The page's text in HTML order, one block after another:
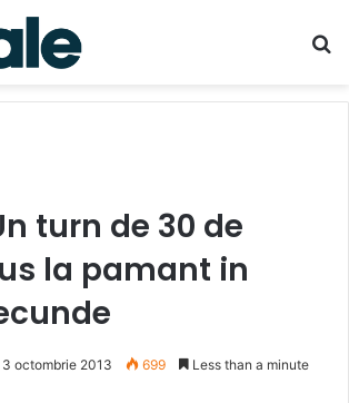
turn de 30 de
la pamant in
3 octombrie 2013 699 Less than a minute